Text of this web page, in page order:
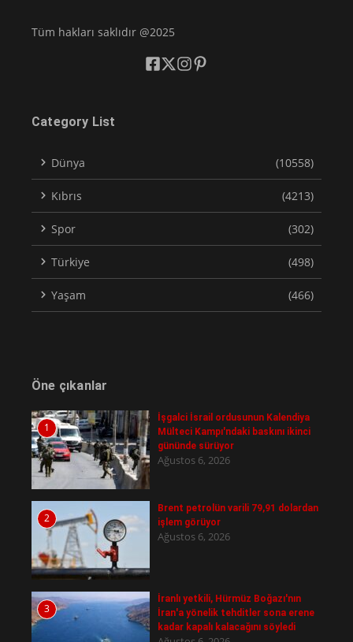
Tüm hakları saklıdır @2025
Category List
Dünya (10558)
Kıbrıs (4213)
Spor (302)
Türkiye (498)
Yaşam (466)
Öne çıkanlar
1
İşgalci İsrail ordusunun Kalendiya
Mülteci Kampı'ndaki baskını ikinci
gününde sürüyor
Ağustos 6, 2026
2
Brent petrolün varili 79,91 dolardan
işlem görüyor
Ağustos 6, 2026
3
İranlı yetkili, Hürmüz Boğazı'nın
İran'a yönelik tehditler sona erene
kadar kapalı kalacağını söyledi